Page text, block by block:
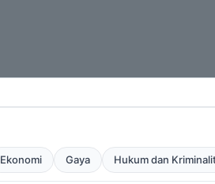
Ekonomi Gaya Hukum dan